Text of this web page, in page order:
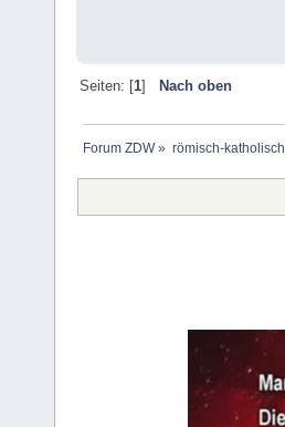
Seiten: [1] Nach oben
Forum ZDW» römisch-katholisch